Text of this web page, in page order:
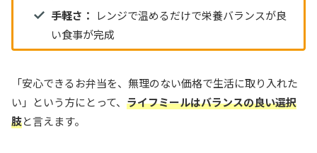
手軽さ： レンジで温めるだけで栄養バランスが良
い食事が完成
「安心できるお弁当を、無理のない価格で生活に取り入れた
い」という方にとって、 ライフミールはバランスの良い選択
肢と言えます。